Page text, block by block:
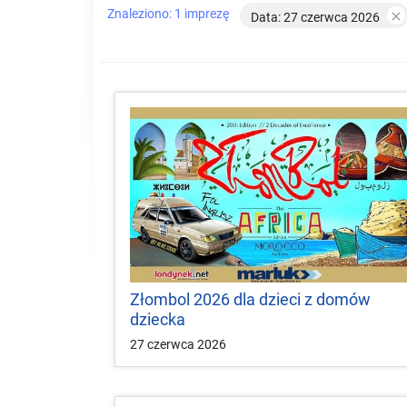
Znaleziono: 1 imprezę Data: 27 czerwca 2026 
Złombol 2026 dla dzieci z domów
dziecka
27 czerwca 2026